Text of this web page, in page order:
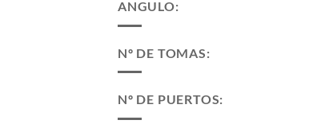
ANGULO:
Nº DE TOMAS:
Nº DE PUERTOS: